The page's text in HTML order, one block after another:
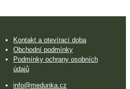
Kontakt a otevírací doba
Obchodní podmínky
Podmínky ochrany osobních
údajů
info@medunka.cz